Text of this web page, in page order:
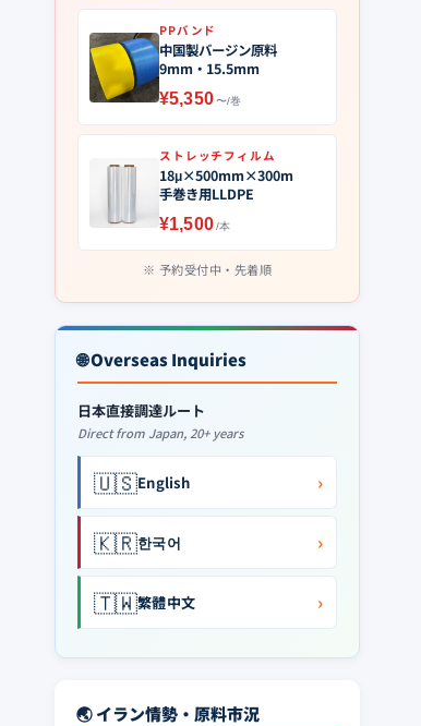
PPバンド
中国製バージン原料
9mm・15.5mm
¥5,350〜/巻
ストレッチフィルム
18μ×500mm×300m
手巻き用LLDPE
¥1,500/本
予約受付中・先着順
🌐 Overseas Inquiries
日本直接調達ルート
Direct from Japan, 20+ years
🇺🇸English ›
🇰🇷한국어 ›
🇹🇼繁體中文 ›
🌏 イラン情勢・原料市況